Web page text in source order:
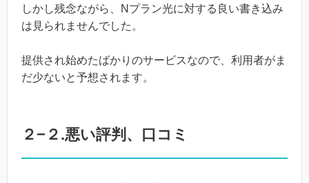
しかし残念ながら、Nプラン光に対する良い書き込み
は見られませんでした。
提供され始めたばかりのサービスなので、利用者がま
だ少ないと予想されます。
２−２.悪い評判、口コミ